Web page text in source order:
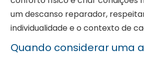
um descanso reparador,
individualidade e o contexto de
Quando considerar uma